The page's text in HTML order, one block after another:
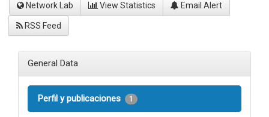
Network Lab View Statistics Email Alert
RSS Feed
General Data
Perfil y publicaciones 1